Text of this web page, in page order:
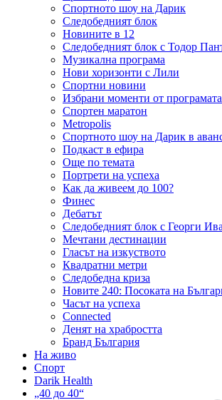
Спортното шоу на Дарик
Следобедният блок
Новините в 12
Следобедният блок с Тодор
Музикална програма
Нови хоризонти с Лили
Спортни новини
Избрани моменти от
Спортен маратон
Metropolis
Спортното шоу на Дарик в
Подкаст в ефира
Още по темата
Портрети на успеха
Как да живеем до 100?
Финес
Дебатът
Следобедният блок с Георги
Мечтани дестинации
Гласът на изкуството
Квадратни метри
Следобедна криза
Новите 240: Посоката на
Часът на успеха
Connected
Денят на храбростта
Бранд България
На живо
Спорт
Darik Health
„40 до 40“